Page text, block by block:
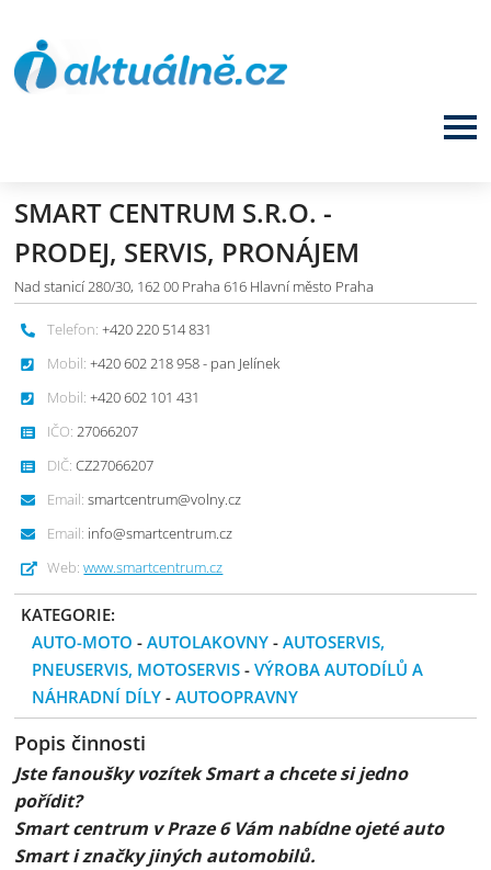
SMART CENTRUM S.R.O. -
PRODEJ, SERVIS, PRONÁJEM
Nad stanicí 280/30, 162 00 Praha 616 Hlavní město Praha
Telefon: +420 220 514 831
Mobil: +420 602 218 958 - pan Jelínek
Mobil: +420 602 101 431
IČO: 27066207
DIČ: CZ27066207
Email: smartcentrum@volny.cz
Email: info@smartcentrum.cz
Web: www.smartcentrum.cz
KATEGORIE:
AUTO-MOTO -AUTOLAKOVNY -AUTOSERVIS,
PNEUSERVIS, MOTOSERVIS -VÝROBA AUTODÍLŮ A
NÁHRADNÍ DÍLY -AUTOOPRAVNY
Popis činnosti
Jste fanoušky vozítek Smart a chcete si jedno
pořídit?
Smart centrum v Praze 6 Vám nabídne ojeté auto
Smart i značky jiných automobilů.